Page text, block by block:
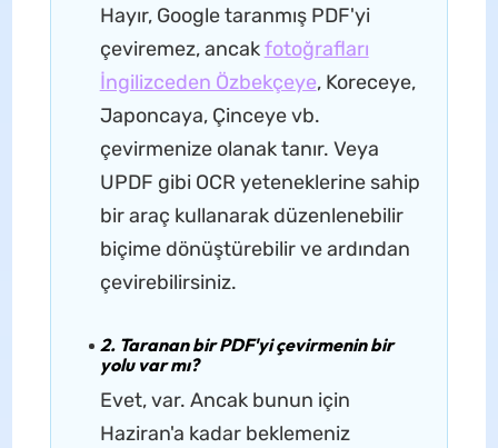
Hayır, Google taranmış PDF'yi
çeviremez, ancakfotoğrafları
İngilizceden Özbekçeye, Koreceye,
Japoncaya, Çinceye vb.
çevirmenize olanak tanır. Veya
UPDF gibi OCR yeteneklerine sahip
bir araç kullanarak düzenlenebilir
biçime dönüştürebilir ve ardından
çevirebilirsiniz.
2. Taranan bir PDF'yi çevirmenin bir
yolu var mı?
Evet, var. Ancak bunun için
Haziran'a kadar beklemeniz